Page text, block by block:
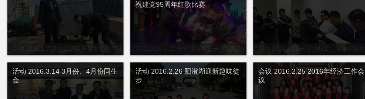
活动 2016.5 宏泉艾瑞酒店开展文明生产活
活动 2016.4.27 长征镇庆祝五一、五四主
歌比赛
祝建党95周年红歌比赛
活动 2016.4.22 长征镇职工、青年庆祝建
活动 2016.3.14 3月份、4月份同生
会
活动 2016.2.26 阳澄湖迎新趣味徒
步
会议 2016.2.25 2016年经济工作会
议